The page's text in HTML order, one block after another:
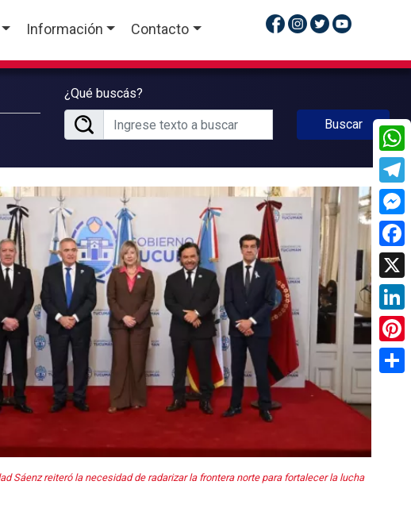
Información Contacto
¿Qué buscás?
Buscar
Sáenz reiteró la necesidad de radarizar la frontera norte para fortalecer la lucha
X